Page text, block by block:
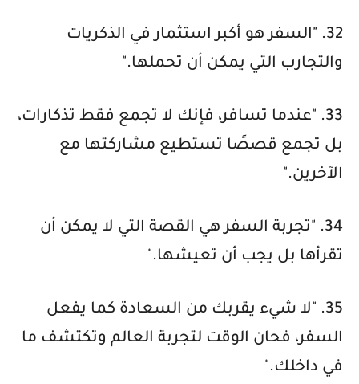
32. "السفر هو أكبر استثمار في الذكريات
والتجارب التي يمكن أن تحملها."
33. "عندما تسافر، فإنك لا تجمع فقط تذكارات،
بل تجمع قصصًا تستطيع مشاركتها مع
الآخرين."
34. "تجربة السفر هي القصة التي لا يمكن أن
تقرأها بل يجب أن تعيشها."
35. "لا شيء يقربك من السعادة كما يفعل
السفر، فحان الوقت لتجربة العالم وتكتشف ما
في داخلك."